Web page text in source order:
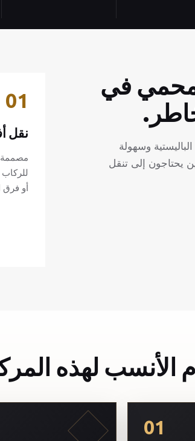
في
وسهولة
يحتاجون إلى تنقل
01
نقل
مصممة
للركاب
أو فرق
الأنسب لهذه
01